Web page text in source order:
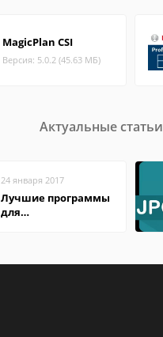
MagicPlan CSI
Версия: 5.0.2 (45.63 МБ)
Актуальные статьи
24 января 2017
Лучшие программы
для